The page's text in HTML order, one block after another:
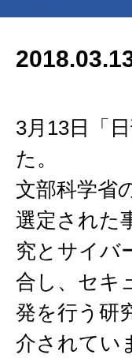
3月13日「
た。
文部科学省
選定された
究とサイバ
合し、セキ
発を行う研
介されてい